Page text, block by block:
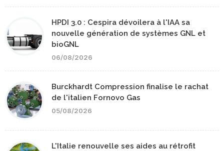
HPDI 3.0 : Cespira dévoilera à l'IAA sa
nouvelle génération de systèmes GNL et
bioGNL
06/08/2026
Burckhardt Compression finalise le rachat
de l'italien Fornovo Gas
05/08/2026
L'Italie renouvelle ses aides au rétrofit